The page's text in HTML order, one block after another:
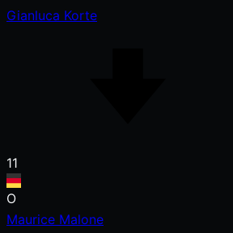
Gianluca Korte
11
O
Maurice Malone